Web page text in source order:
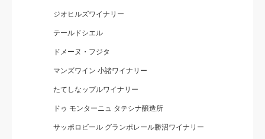
ジオヒルズワイナリー
テールドシエル
ドメーヌ・フジタ
マンズワイン 小諸ワイナリー
たてしなップルワイナリー
ドゥ モンターニュ タテシナ醸造所
サッポロビール グランポレール勝沼ワイナリー